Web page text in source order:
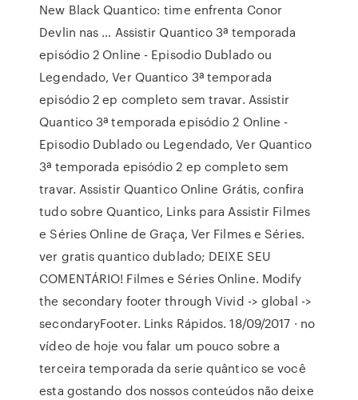
New Black Quantico: time enfrenta Conor
Devlin nas … Assistir Quantico 3ª temporada
episódio 2 Online - Episodio Dublado ou
Legendado, Ver Quantico 3ª temporada
episódio 2 ep completo sem travar. Assistir
Quantico 3ª temporada episódio 2 Online -
Episodio Dublado ou Legendado, Ver Quantico
3ª temporada episódio 2 ep completo sem
travar. Assistir Quantico Online Grátis, confira
tudo sobre Quantico, Links para Assistir Filmes
e Séries Online de Graça, Ver Filmes e Séries.
ver gratis quantico dublado; DEIXE SEU
COMENTÁRIO! Filmes e Séries Online. Modify
the secondary footer through Vivid -> global ->
secondaryFooter. Links Rápidos. 18/09/2017 · no
vídeo de hoje vou falar um pouco sobre a
terceira temporada da serie quântico se você
esta gostando dos nossos conteúdos não deixe